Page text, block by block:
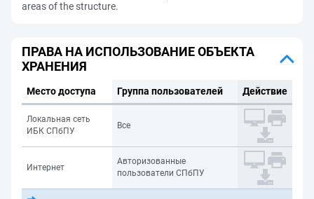
areas of the structure.
ПРАВА НА ИСПОЛЬЗОВАНИЕ ОБЪЕКТА
ХРАНЕНИЯ
Место доступа Группа пользователей Действие
Локальная сеть
ИБК СПбПУ
Все
Интернет
Авторизованные
пользователи СПбПУ